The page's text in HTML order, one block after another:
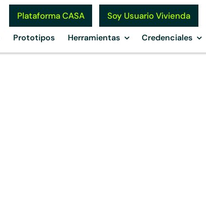
Plataforma CASA Soy Usuario Vivienda
Prototipos Herramientas Credenciales